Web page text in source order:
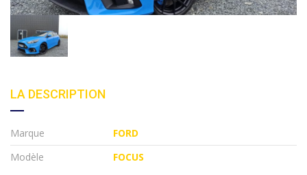
LA DESCRIPTION
Marque
FORD
Modèle
FOCUS